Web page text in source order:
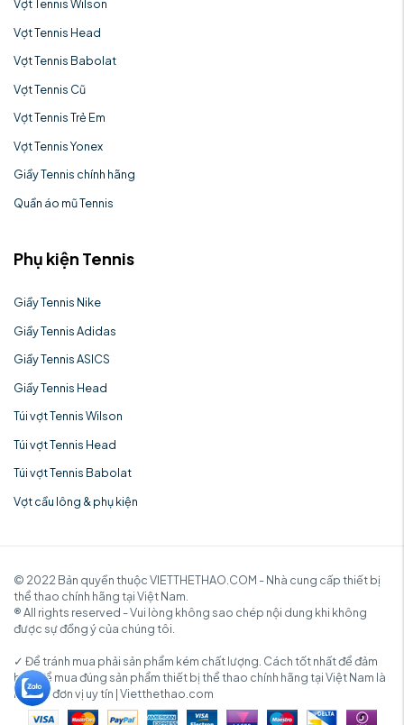
Vợt Tennis Wilson
Vợt Tennis Head
Vợt Tennis Babolat
Vợt Tennis Cũ
Vợt Tennis Trẻ Em
Vợt Tennis Yonex
Giầy Tennis chính hãng
Quần áo mũ Tennis
Phụ kiện Tennis
Giầy Tennis Nike
Giầy Tennis Adidas
Giầy Tennis ASICS
Giầy Tennis Head
Túi vợt Tennis Wilson
Túi vợt Tennis Head
Túi vợt Tennis Babolat
Vợt cầu lông & phụ kiện
© 2022 Bản quyền thuộc VIETTHETHAO.COM - Nhà cung cấp thiết bị
thể thao chính hãng tại Việt Nam.
® All rights reserved - Vui lòng không sao chép nội dung khi không
được sự đồng ý của chúng tôi.
✓ Để tránh mua phải sản phẩm kém chất lượng. Cách tốt nhất để đảm
bảo để mua đúng sản phẩm thiết bị thể thao chính hãng tại Việt Nam là
mua từ đơn vị uy tín | Vietthethao.com